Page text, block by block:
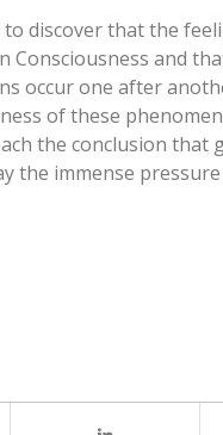
discover that the
Consciousness and
occur one after
of these
the conclusion that
the immense